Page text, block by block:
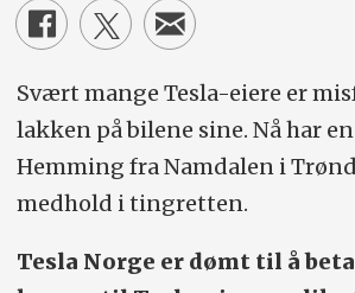
Svært mange Tesla-eiere er
lakken på bilene sine. Nå har
Hemming fra Namdalen i
medhold i tingretten.
Tesla Norge er dømt til å